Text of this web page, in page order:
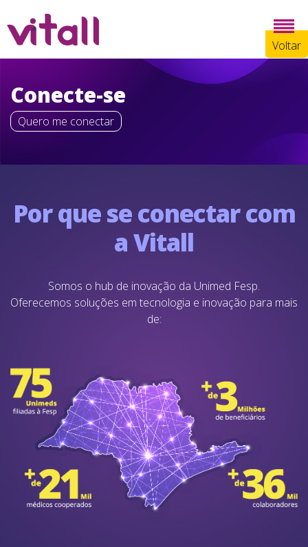
Conecte-se
Quero me conectar
Voltar
Por que se conectar com
a Vitall
Somos o hub de inovação da Unimed Fesp.
Oferecemos soluções em tecnologia e inovação para mais
de: